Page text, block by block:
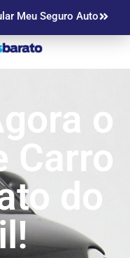
Meu Seguro Auto
o
Carro
do